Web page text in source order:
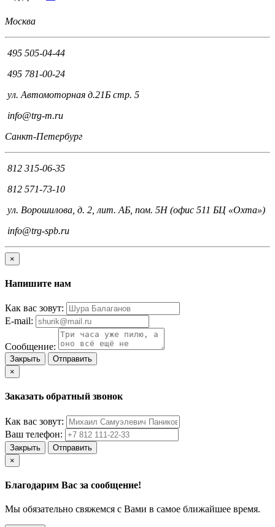
Москва
495 505-04-44
495 781-00-24
ул. Автомоторная д.21Б стр. 5
info@trg-m.ru
Санкт-Петербург
812 315-06-35
812 571-73-10
ул. Ворошилова, д. 2, лит. АБ, пом. 5Н (офис 511 БЦ «Охта»)
info@trg-spb.ru
×
Напишите нам
Как вас зовут:
E-mail:
Сообщение:
Закрыть
Отправить
×
Заказать обратный звонок
Как вас зовут:
Ваш телефон:
Закрыть
Отправить
×
Благодарим Вас за сообщение!
Мы обязательно свяжемся с Вами в самое ближайшее время.